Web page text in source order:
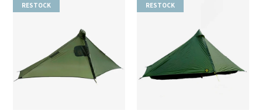
RESTOCK RESTOCK